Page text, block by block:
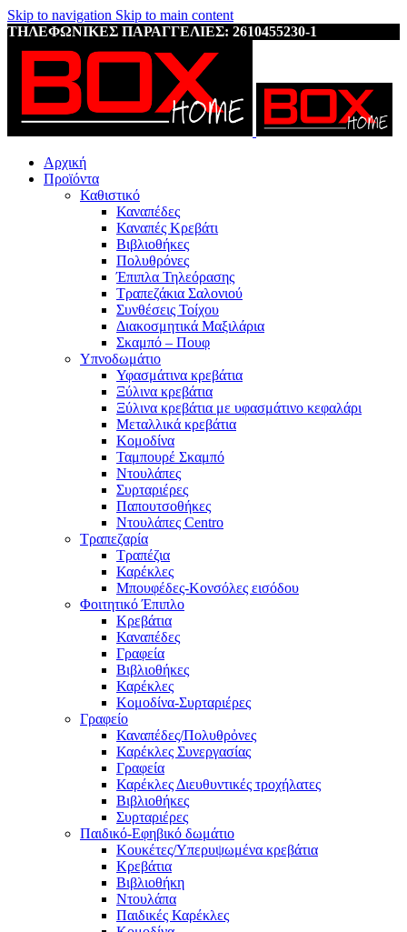
Skip to navigation Skip to main content
ΤΗΛΕΦΩΝΙΚΕΣ ΠΑΡΑΓΓΕΛΙΕΣ: 2610455230-1
Αρχική
Προϊόντα
Καθιστικό
Καναπέδες
Καναπές Κρεβάτι
Βιβλιοθήκες
Πολυθρόνες
Έπιπλα Τηλεόρασης
Τραπεζάκια Σαλονιού
Συνθέσεις Τοίχου
Διακοσμητικά Μαξιλάρια
Σκαμπό – Πουφ
Υπνοδωμάτιο
Υφασμάτινα κρεβάτια
Ξύλινα κρεβάτια
Ξύλινα κρεβάτια με υφασμάτινο κεφαλάρι
Mεταλλικά κρεβάτια
Κομοδίνα
Ταμπουρέ Σκαμπό
Ντουλάπες
Συρταριέρες
Παπουτσοθήκες
Ντουλάπες Centro
Τραπεζαρία
Τραπέζια
Καρέκλες
Μπουφέδες-Κονσόλες εισόδου
Φοιτητικό Έπιπλο
Κρεβάτια
Καναπέδες
Γραφεία
Βιβλιοθήκες
Καρέκλες
Κομοδίνα-Συρταριέρες
Γραφείο
Καναπέδες/Πολυθρὀνες
Καρέκλες Συνεργασίας
Γραφεία
Καρέκλες Διευθυντικές τροχήλατες
Βιβλιοθήκες
Συρταριέρες
Παιδικό-Εφηβικό δωμάτιο
Κουκέτες/Υπερυψωμένα κρεβάτια
Κρεβάτια
Βιβλιοθήκη
Ντουλάπα
Παιδικές Καρέκλες